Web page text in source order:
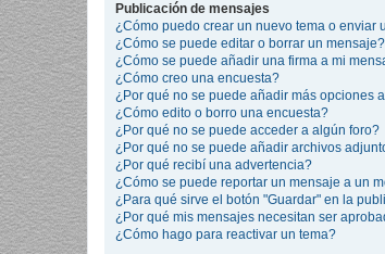
Publicación de mensajes
¿Cómo puedo crear un nuevo tema o enviar
¿Cómo se puede editar o borrar un mensaje?
¿Cómo se puede añadir una firma a mi
¿Cómo creo una encuesta?
¿Por qué no se puede añadir más opciones
¿Cómo edito o borro una encuesta?
¿Por qué no se puede acceder a algún foro?
¿Por qué no se puede añadir archivos
¿Por qué recibí una advertencia?
¿Cómo se puede reportar un mensaje a un
¿Para qué sirve el botón "Guardar" en la
¿Por qué mis mensajes necesitan ser
¿Cómo hago para reactivar un tema?